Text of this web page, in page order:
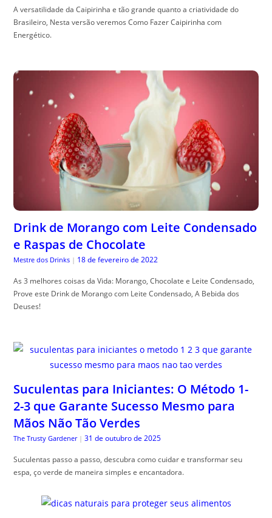
A versatilidade da Caipirinha e tão grande quanto a criatividade do
Brasileiro, Nesta versão veremos Como Fazer Caipirinha com
Energético.
Drink de Morango com Leite Condensado
e Raspas de Chocolate
Mestre dos Drinks | 18 de fevereiro de 2022
As 3 melhores coisas da Vida: Morango, Chocolate e Leite Condensado,
Prove este Drink de Morango com Leite Condensado, A Bebida dos
Deuses!
Suculentas para Iniciantes: O Método 1-
2-3 que Garante Sucesso Mesmo para
Mãos Não Tão Verdes
The Trusty Gardener | 31 de outubro de 2025
Suculentas passo a passo, descubra como cuidar e transformar seu
espa, ço verde de maneira simples e encantadora.